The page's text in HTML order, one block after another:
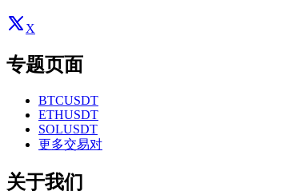
X
专题页面
BTCUSDT
ETHUSDT
SOLUSDT
更多交易对
关于我们